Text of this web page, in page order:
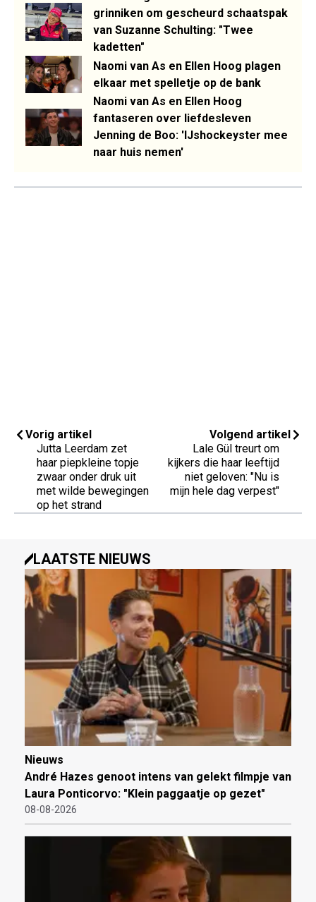
grinniken om gescheurd schaatspak
van Suzanne Schulting: "Twee
kadetten"
Naomi van As en Ellen Hoog plagen
elkaar met spelletje op de bank
Naomi van As en Ellen Hoog
fantaseren over liefdesleven
Jenning de Boo: 'IJshockeyster mee
naar huis nemen'
Vorig artikel
Jutta Leerdam zet
haar piepkleine topje
zwaar onder druk uit
met wilde bewegingen
op het strand
Volgend artikel
Lale Gül treurt om
kijkers die haar leeftijd
niet geloven: "Nu is
mijn hele dag verpest"
LAATSTE NIEUWS
Nieuws
André Hazes genoot intens van gelekt filmpje van
Laura Ponticorvo: "Klein paggaatje op gezet"
08-08-2026